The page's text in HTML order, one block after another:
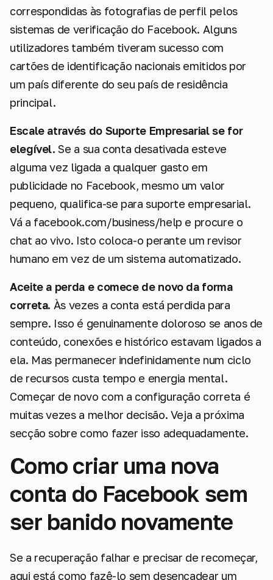
correspondidas às fotografias de perfil pelos
sistemas de verificação do Facebook. Alguns
utilizadores também tiveram sucesso com
cartões de identificação nacionais emitidos por
um país diferente do seu país de residência
principal.
Escale através do Suporte Empresarial se for
elegível. Se a sua conta desativada esteve
alguma vez ligada a qualquer gasto em
publicidade no Facebook, mesmo um valor
pequeno, qualifica-se para suporte empresarial.
Vá a facebook.com/business/help e procure o
chat ao vivo. Isto coloca-o perante um revisor
humano em vez de um sistema automatizado.
Aceite a perda e comece de novo da forma
correta. Às vezes a conta está perdida para
sempre. Isso é genuinamente doloroso se anos de
conteúdo, conexões e histórico estavam ligados a
ela. Mas permanecer indefinidamente num ciclo
de recursos custa tempo e energia mental.
Começar de novo com a configuração correta é
muitas vezes a melhor decisão. Veja a próxima
secção sobre como fazer isso adequadamente.
Como criar uma nova
conta do Facebook sem
ser banido novamente
Se a recuperação falhar e precisar de recomeçar,
aqui está como fazê-lo sem desencadear um